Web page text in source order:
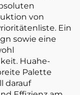
von
Ein
sowie eine
Huahe-
Palette
darauf